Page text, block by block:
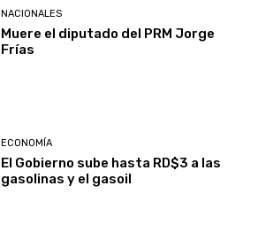
NACIONALES
Muere el diputado del PRM Jorge
Frías
ECONOMÍA
El Gobierno sube hasta RD$3 a las
gasolinas y el gasoil